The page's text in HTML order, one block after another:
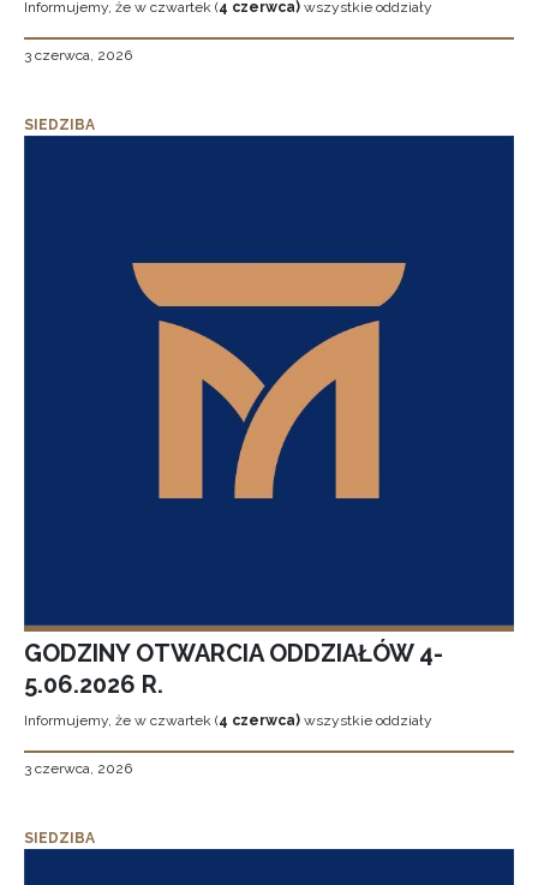
Informujemy, że w czwartek (4 czerwca) wszystkie oddziały
3 czerwca, 2026
SIEDZIBA
GODZINY OTWARCIA ODDZIAŁÓW 4-
5.06.2026 R.
Informujemy, że w czwartek (4 czerwca) wszystkie oddziały
3 czerwca, 2026
SIEDZIBA